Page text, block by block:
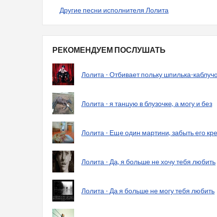
Другие песни исполнителя Лолита
РЕКОМЕНДУЕМ ПОСЛУШАТЬ
Лолита - Отбивает польку шпилька-
Лолита - я танцую в блузочке, а могу и без
Лолита - Еще один мартини, забыть его
Лолита - Да, я больше не хочу тебя любить
Лолита - Да я больше не могу тебя любить